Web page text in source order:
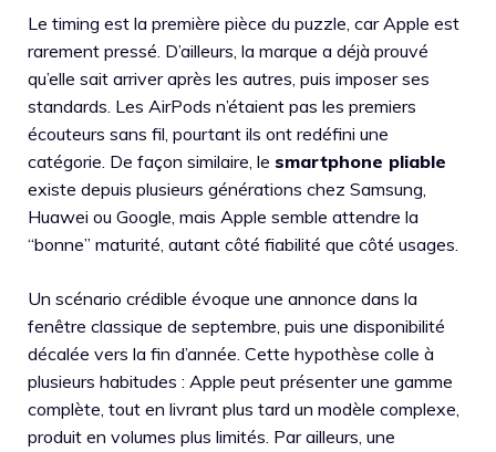
Le timing est la première pièce du puzzle, car Apple est
rarement pressé. D’ailleurs, la marque a déjà prouvé
qu’elle sait arriver après les autres, puis imposer ses
standards. Les AirPods n’étaient pas les premiers
écouteurs sans fil, pourtant ils ont redéfini une
catégorie. De façon similaire, le smartphone pliable
existe depuis plusieurs générations chez Samsung,
Huawei ou Google, mais Apple semble attendre la
“bonne” maturité, autant côté fiabilité que côté usages.
Un scénario crédible évoque une annonce dans la
fenêtre classique de septembre, puis une disponibilité
décalée vers la fin d’année. Cette hypothèse colle à
plusieurs habitudes : Apple peut présenter une gamme
complète, tout en livrant plus tard un modèle complexe,
produit en volumes plus limités. Par ailleurs, une